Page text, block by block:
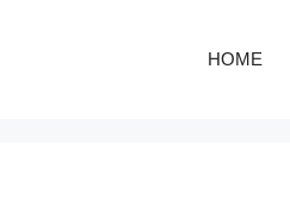
HOME